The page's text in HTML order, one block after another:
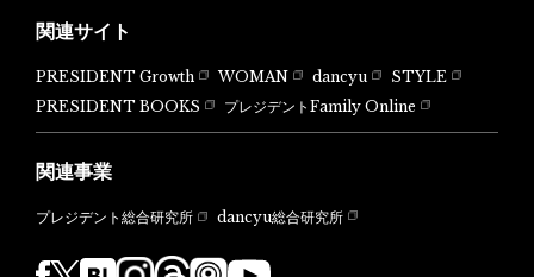
関連サイト
PRESIDENT Growth WOMAN dancyu
STYLE
PRESIDENT BOOKS
プレジデントFamily Online
関連事業
プレジデント総合研究所 dancyu総合研究所